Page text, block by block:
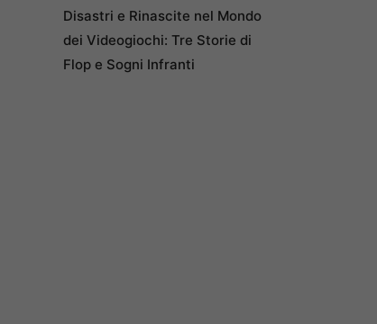
Disastri e Rinascite nel Mondo
dei Videogiochi: Tre Storie di
Flop e Sogni Infranti